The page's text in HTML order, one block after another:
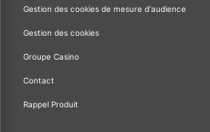
Gestion des cookies de mesure d'audience
Gestion des cookies
Groupe Casino
Contact
Rappel Produit